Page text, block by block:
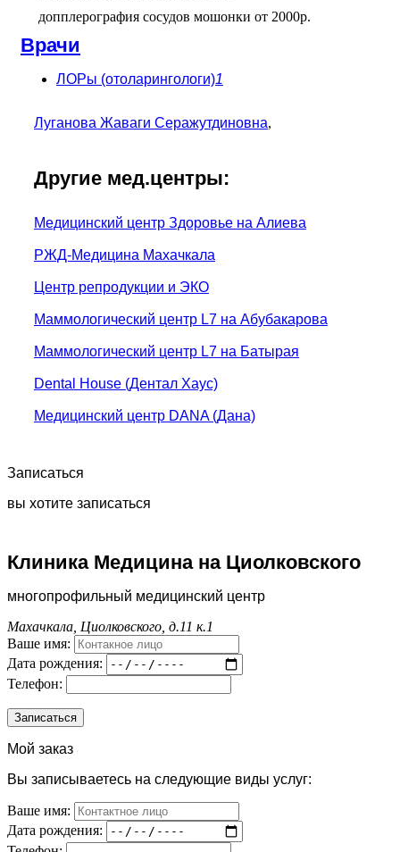
допплерография сосудов мошонки от 2000р.
Врачи
ЛОРы (отоларингологи)1
Луганова Жаваги Серажутдиновна,
Другие мед.центры:
Медицинский центр Здоровье на Алиева
РЖД-Медицина Махачкала
Центр репродукции и ЭКО
Маммологический центр L7 на Абубакарова
Маммологический центр L7 на Батырая
Dental House (Дентал Хаус)
Медицинский центр DANA (Дана)
Записаться
вы хотите записаться
Клиника Медицина на Циолковского
многопрофильный медицинский центр
Махачкала, Циолковского, д.11 к.1
Ваше имя:
Дата рождения:
Телефон:
Мой заказ
Вы записываетесь на следующие виды услуг:
Ваше имя:
Дата рождения: